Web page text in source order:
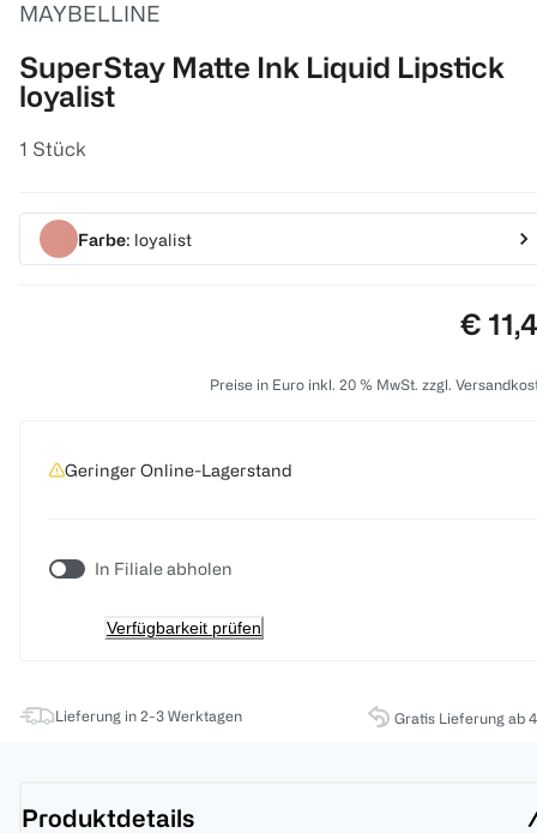
MAYBELLINE
SuperStay Matte Ink Liquid Lipstick
loyalist
1 Stück
Farbe: loyalist
Preis:
€
Preise in Euro inkl. 20 % MwSt. zzgl.
Geringer Online-Lagerstand
In Filiale abholen
Verfügbarkeit prüfen
Lieferung in 2-3 Werktagen Gratis Lieferung ab
Produktdetails